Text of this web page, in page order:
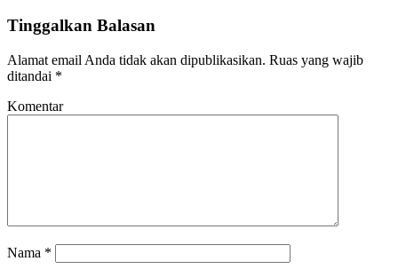
Tinggalkan Balasan
Alamat email Anda tidak akan dipublikasikan. Ruas yang wajib
ditandai *
Komentar
Nama *